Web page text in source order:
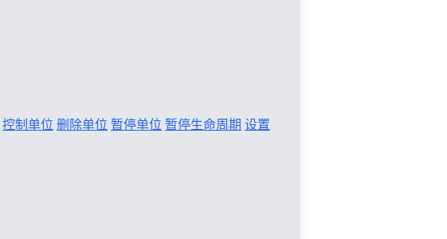
控制单位 删除单位 暂停单位 暂停生命周期 设置